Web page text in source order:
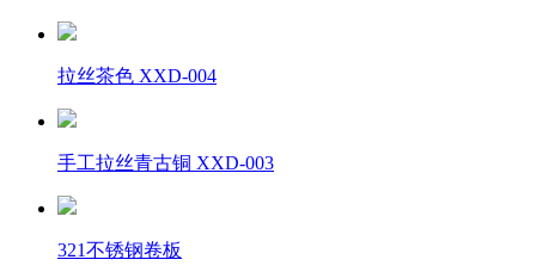
拉丝茶色 XXD-004
手工拉丝青古铜 XXD-003
321不锈钢卷板